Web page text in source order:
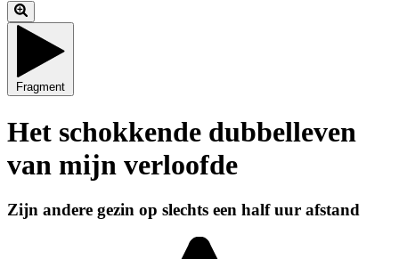
Fragment
Het schokkende dubbelleven
van mijn verloofde
Zijn andere gezin op slechts een half uur afstand